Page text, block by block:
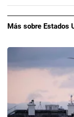
Más sobre Estados